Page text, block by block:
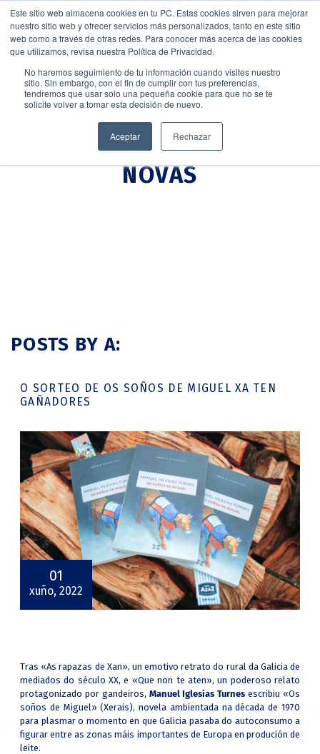
Este sitio web almacena cookies en tu PC. Estas cookies sirven para mejorar
nuestro sitio web y ofrecer servicios más personalizados, tanto en este sitio
web como a través de otras redes. Para conocer más acerca de las cookies
que utilizamos, revisa nuestra Política de Privacidad.
No haremos seguimiento de tu información cuando visites nuestro
sitio. Sin embargo, con el fin de cumplir con tus preferencias,
tendremos que usar solo una pequeña cookie para que no se te
solicite volver a tomar esta decisión de nuevo.
Aceptar Rechazar
NOVAS
POSTS BY A:
O SORTEO DE OS SOÑOS DE MIGUEL XA TEN
GAÑADORES
01
xuño, 2022
Tras «As rapazas de Xan», un emotivo retrato do rural da Galicia de
mediados do século XX, e «Que non te aten», un poderoso relato
protagonizado por gandeiros, Manuel Iglesias Turnes escribiu «Os
soños de Miguel» (Xerais), novela ambientada na década de 1970
para plasmar o momento en que Galicia pasaba do autoconsumo a
figurar entre as zonas máis importantes de Europa en produción de
leite.